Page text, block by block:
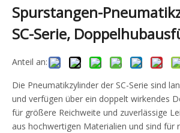
Spurstangen-
SC-Serie,
Anteil an:
Die Pneumatikzylinder der SC-Serie sind
und verfügen über ein doppelt wirkendes
für größere Reichweite und zuverlässige
aus hochwertigen Materialien und sind für